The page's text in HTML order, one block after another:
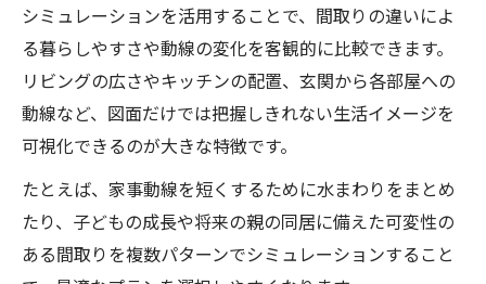
シミュレーションを活用することで、間取りの違いによ
る暮らしやすさや動線の変化を客観的に比較できます。
リビングの広さやキッチンの配置、玄関から各部屋への
動線など、図面だけでは把握しきれない生活イメージを
可視化できるのが大きな特徴です。
たとえば、家事動線を短くするために水まわりをまとめ
たり、子どもの成長や将来の親の同居に備えた可変性の
ある間取りを複数パターンでシミュレーションすること